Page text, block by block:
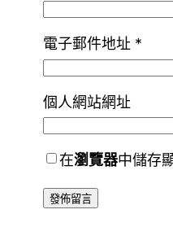
電子郵件地址 *
個人網站網址
在瀏覽器中儲存